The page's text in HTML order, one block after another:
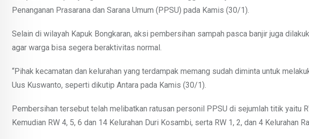
Penanganan Prasarana dan Sarana Umum (PPSU) pada Kamis (30/1).
Selain di wilayah Kapuk Bongkaran, aksi pembersihan sampah pasca banjir juga
agar warga bisa segera beraktivitas normal.
“Pihak kecamatan dan kelurahan yang terdampak memang sudah diminta untuk
Uus Kuswanto, seperti dikutip Antara pada Kamis (30/1).
Pembersihan tersebut telah melibatkan ratusan personil PPSU di sejumlah titik yaitu
Kemudian RW 4, 5, 6 dan 14 Kelurahan Duri Kosambi, serta RW 1, 2, dan 4 Kelurahan